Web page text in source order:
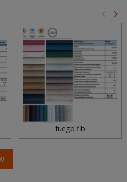
keyboard_arrow_left keyboard_arrow_right
fuego fib